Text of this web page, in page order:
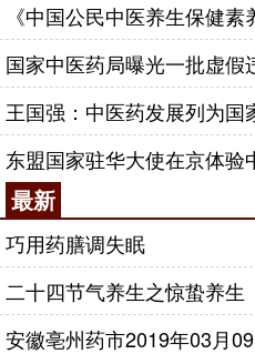
《中国公民中医养生保健
国家中医药局曝光一批虚假
王国强：中医药发展列为国
东盟国家驻华大使在京体验
最新
巧用药膳调失眠
二十四节气养生之惊蛰养生
安徽亳州药市2019年03月